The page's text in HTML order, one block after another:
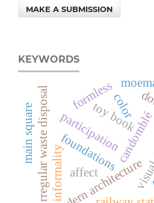
MAKE A SUBMISSION
KEYWORDS
toy book
modern architecture
foundations
irregular waste disposal participation
informality
formless
main square color
affect